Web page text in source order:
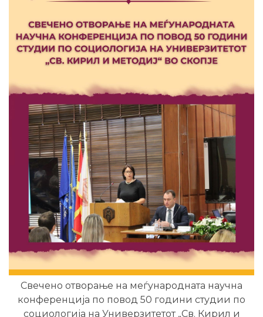
Свечено отворање на меѓународната научна
конференција по повод 50 години студии по
социологија на Универзитетот „Св. Кирил и